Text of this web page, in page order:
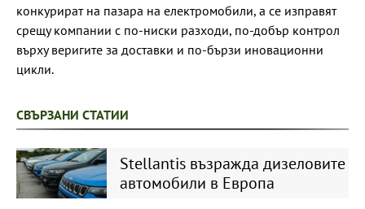
конкурират на пазара на електромобили, а се изправят
срещу компании с по-ниски разходи, по-добър контрол
върху веригите за доставки и по-бързи иновационни
цикли.
СВЪРЗАНИ СТАТИИ
Stellantis възражда дизеловите
автомобили в Европа